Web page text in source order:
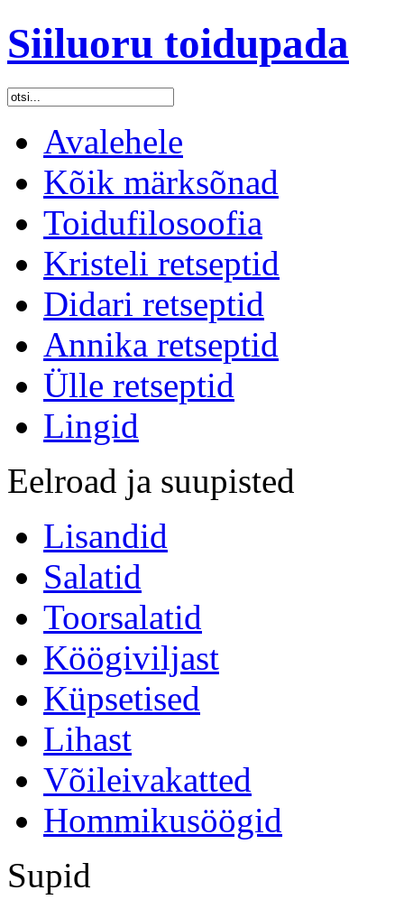
Siiluoru toidupada
Avalehele
Kõik märksõnad
Toidufilosoofia
Kristeli retseptid
Didari retseptid
Annika retseptid
Ülle retseptid
Lingid
Eelroad ja suupisted
Lisandid
Salatid
Toorsalatid
Köögiviljast
Küpsetised
Lihast
Võileivakatted
Hommikusöögid
Supid